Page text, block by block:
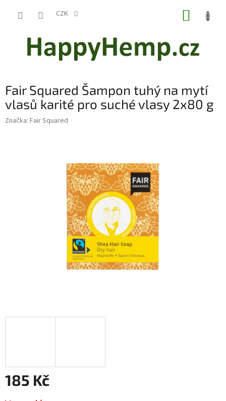
CZK
Fair Squared Šampon tuhý na mytí
vlasů karité pro suché vlasy 2x80 g
Značka: Fair Squared
185 Kč